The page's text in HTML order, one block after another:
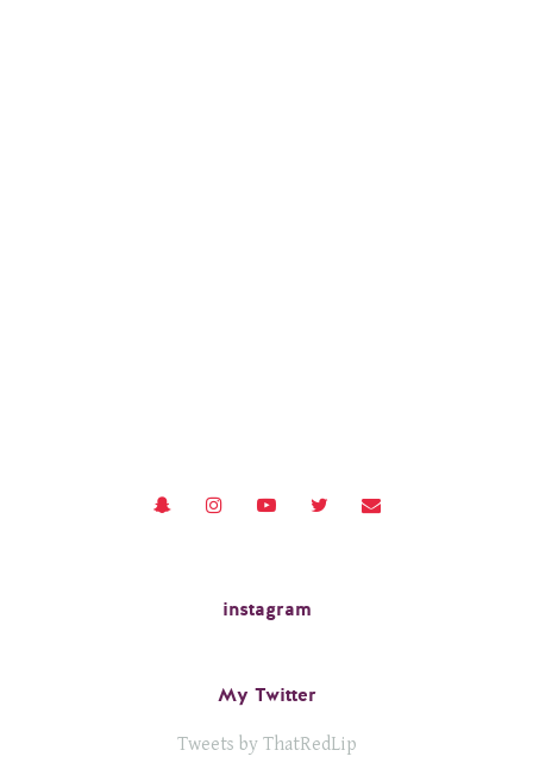
instagram
My Twitter
Tweets by ThatRedLip